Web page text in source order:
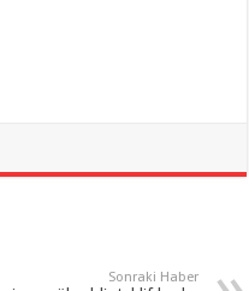
Sonraki Haber